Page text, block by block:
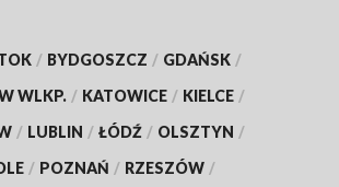
/ BYDGOSZCZ / GDAŃSK /
WLKP. / KATOWICE / KIELCE /
/ LUBLIN / ŁÓDŹ / OLSZTYN /
/ POZNAŃ / RZESZÓW /